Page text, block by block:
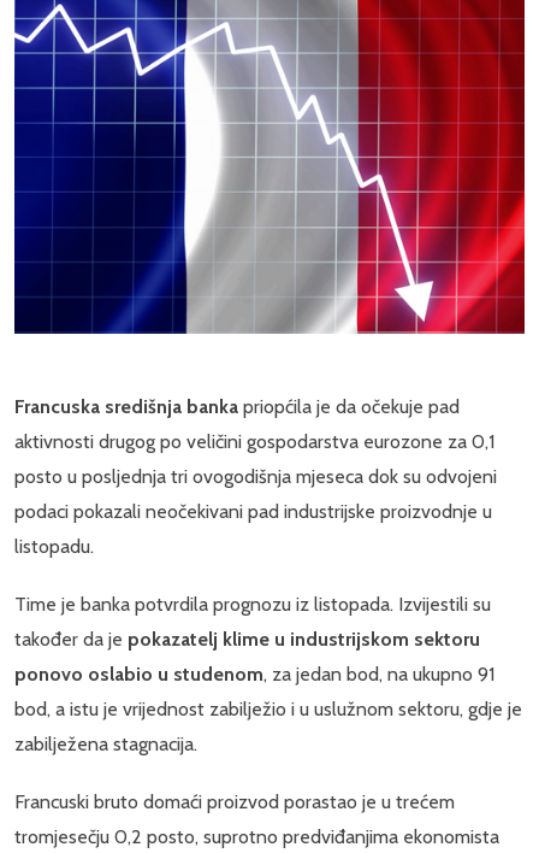
Francuska središnja banka priopćila je da očekuje pad
aktivnosti drugog po veličini gospodarstva eurozone za 0,1
posto u posljednja tri ovogodišnja mjeseca dok su odvojeni
podaci pokazali neočekivani pad industrijske proizvodnje u
listopadu.
Time je banka potvrdila prognozu iz listopada. Izvijestili su
također da je pokazatelj klime u industrijskom sektoru
ponovo oslabio u studenom, za jedan bod, na ukupno 91
bod, a istu je vrijednost zabilježio i u uslužnom sektoru, gdje je
zabilježena stagnacija.
Francuski bruto domaći proizvod porastao je u trećem
tromjesečju 0,2 posto, suprotno predviđanjima ekonomista